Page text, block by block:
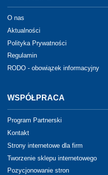
O nas
Aktualności
Polityka Prywatności
Regulamin
RODO - obowiązek informacyjny
WSPÓŁPRACA
Program Partnerski
Kontakt
Strony internetowe dla firm
Tworzenie sklepu internetowego
Pozycjonowanie stron